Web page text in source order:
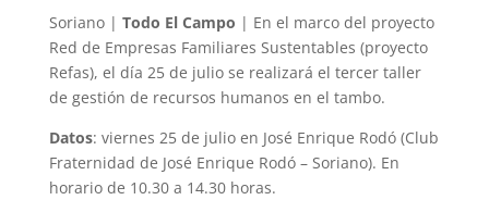
Soriano | Todo El Campo | En el marco del proyecto
Red de Empresas Familiares Sustentables (proyecto
Refas), el día 25 de julio se realizará el tercer taller
de gestión de recursos humanos en el tambo.
Datos: viernes 25 de julio en José Enrique Rodó (Club
Fraternidad de José Enrique Rodó – Soriano). En
horario de 10.30 a 14.30 horas.